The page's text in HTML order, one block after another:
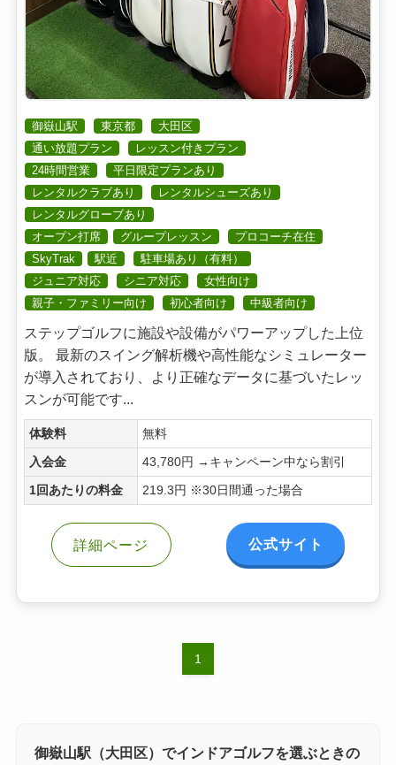
御嶽山駅 東京都
大田区
通い放題プラン
レッスン付きプラン
24時間営業
平日限定プランあり
レンタルクラブあり
レンタルシューズあり
レンタルグローブあり
オープン打席
グループレッスン
プロコーチ在住
SkyTrak
駅近
駐車場あり（有料）
ジュニア対応
シニア対応
女性向け
親子・ファミリー向け
初心者向け 中級者向け
ステップゴルフに施設や設備がパワーアップした上位
版。 最新のスイング解析機や高性能なシミュレーター
が導入されており、より正確なデータに基づいたレッ
スンが可能です...
体験料 無料
入会金 43,780円 →キャンペーン中なら割引
1回あたりの料金 219.3円 ※30日間通った場合
詳細ページ 公式サイト
1
御嶽山駅（大田区）でインドアゴルフを選ぶときの